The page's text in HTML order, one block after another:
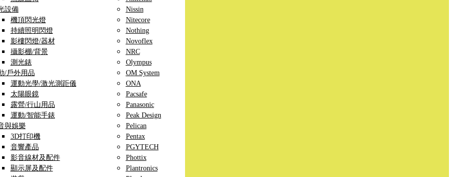
設備
機頂閃光燈
持續照明閃燈
影樓閃燈/器材
攝影棚/背景
測光錶
/戶外用品
運動光學/激光測距儀
太陽眼鏡
露營/行山用品
運動/智能手錶
與娛樂
3D打印機
音響產品
影音線材及配件
顯示屏及配件
Nissin
Nitecore
Nothing
Novoflex
NRC
Olympus
OM System
ONA
Pacsafe
Panasonic
Peak Design
Pelican
Pentax
PGYTECH
Phottix
Plantronics